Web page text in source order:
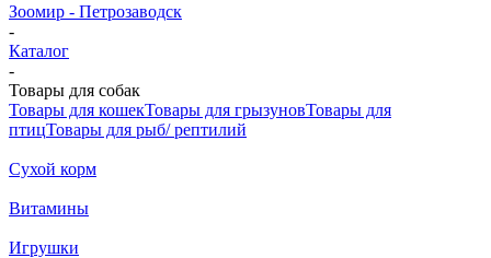
Зоомир - Петрозаводск
-
Каталог
-
Товары для собак
Товары для кошекТовары для грызуновТовары для
птицТовары для рыб/ рептилий
Cухой корм
Витамины
Игрушки